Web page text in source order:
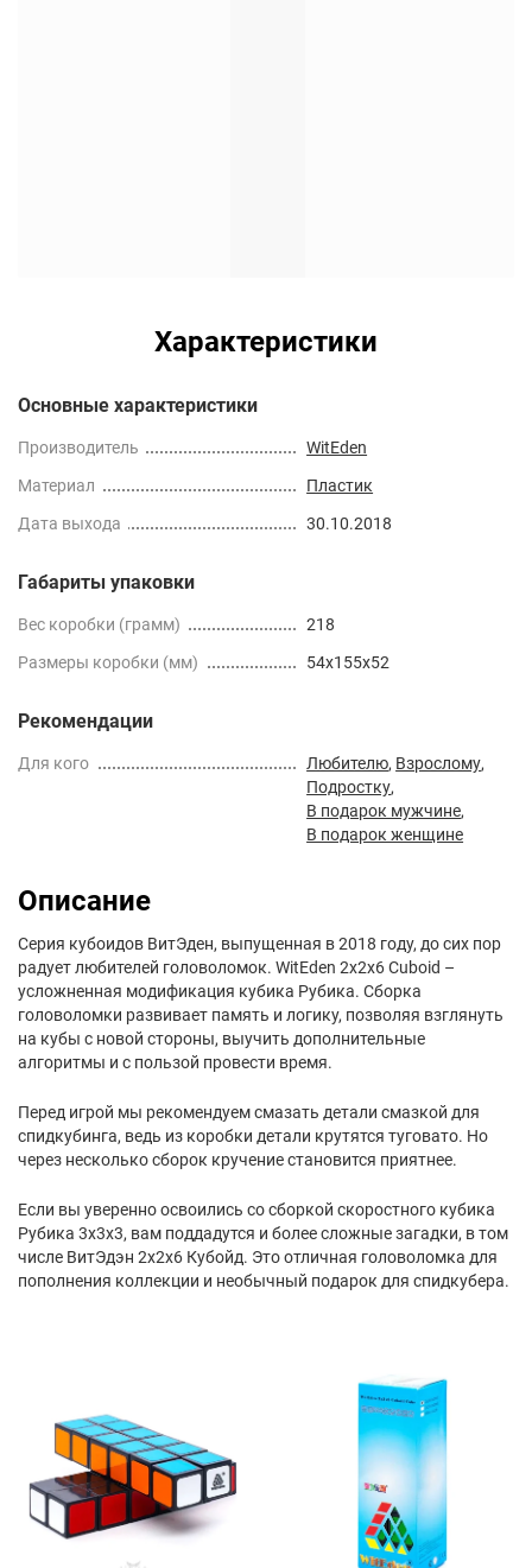
Характеристики
Основные характеристики
Производитель
WitEden
Материал
Пластик
Дата выхода
30.10.2018
Габариты упаковки
Вес коробки (грамм)
218
Размеры коробки (мм)
54x155x52
Рекомендации
Для кого Любителю, Взрослому,
Подростку,
В подарок мужчине,
В подарок женщине
Описание
Серия кубоидов ВитЭден, выпущенная в 2018 году, до сих пор
радует любителей головоломок. WitEden 2x2x6 Cuboid –
усложненная модификация кубика Рубика. Сборка
головоломки развивает память и логику, позволяя взглянуть
на кубы с новой стороны, выучить дополнительные
алгоритмы и с пользой провести время.
Перед игрой мы рекомендуем смазать детали смазкой для
спидкубинга, ведь из коробки детали крутятся туговато. Но
через несколько сборок кручение становится приятнее.
Если вы уверенно освоились со сборкой скоростного кубика
Рубика 3х3х3, вам поддадутся и более сложные загадки, в том
числе ВитЭдэн 2х2х6 Кубойд. Это отличная головоломка для
пополнения коллекции и необычный подарок для спидкубера.